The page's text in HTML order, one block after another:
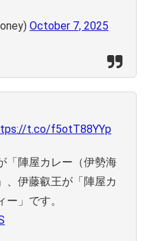
October 7, 2025
t.co/f5otT88YYp
「陣屋カレー（伊勢海
、伊藤叡王が「陣屋カ
」です。